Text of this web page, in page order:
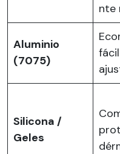
nte
Aluminio
(7075)
Silicona /
Geles